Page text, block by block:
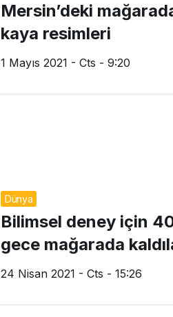
Mersin’deki
kaya resimleri
1 Mayıs 2021 - Cts - 9:20
Dünya
Bilimsel deney için
gece mağarada
24 Nisan 2021 - Cts - 15:26